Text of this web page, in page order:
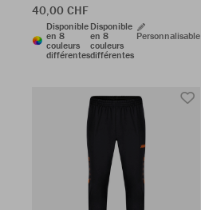
40,00 CHF
Disponible
en 8
couleurs
différentes
Disponible
en 8
couleurs
différentes
Personnalisable